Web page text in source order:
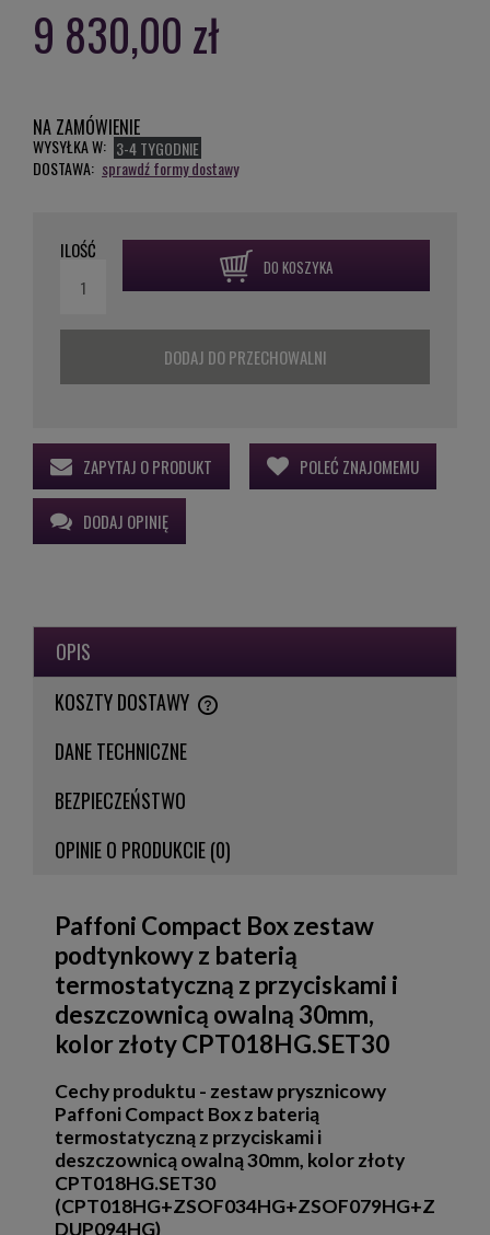
9 830,00 zł
NA ZAMÓWIENIE
WYSYŁKA W: 3-4 TYGODNIE
DOSTAWA: sprawdź formy dostawy
ILOŚĆ
DO KOSZYKA
DODAJ DO PRZECHOWALNI
ZAPYTAJ O PRODUKT POLEĆ ZNAJOMEMU
DODAJ OPINIĘ
OPIS
KOSZTY DOSTAWY
CENA NIE ZAWIERA EWENTUALNYCH KOSZTÓW PŁATNOŚCI
DANE TECHNICZNE
BEZPIECZEŃSTWO
OPINIE O PRODUKCIE (0)
Paffoni Compact Box zestaw
podtynkowy z baterią
termostatyczną z przyciskami i
deszczownicą owalną 30mm,
kolor złoty CPT018HG.SET30
Cechy produktu - zestaw prysznicowy
Paffoni Compact Box z baterią
termostatyczną z przyciskami i
deszczownicą owalną 30mm, kolor złoty
CPT018HG.SET30
(CPT018HG+ZSOF034HG+ZSOF079HG+Z
DUP094HG)